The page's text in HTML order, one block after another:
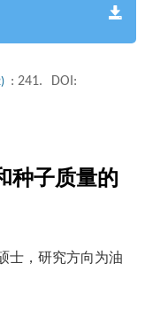
: 241. DOI:
种子质量的
士，研究方向为油